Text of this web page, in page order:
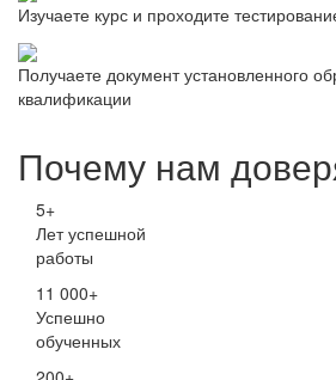
Изучаете курс и проходите
Получаете документ установленного
квалификации
Почему нам
5+
Лет успешной
работы
11 000+
Успешно
обученных